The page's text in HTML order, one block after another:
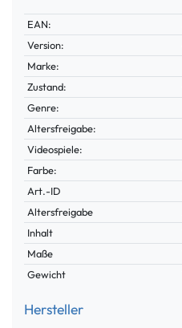
Technisches
Merkmal
Wert
EAN:
Version:
Marke:
Zustand:
Genre:
Altersfreigabe:
Videospiele:
Farbe:
Technisches
Merkmal
Wert
Art.-ID
Altersfreigabe
Inhalt
Maße
Gewicht
Hersteller